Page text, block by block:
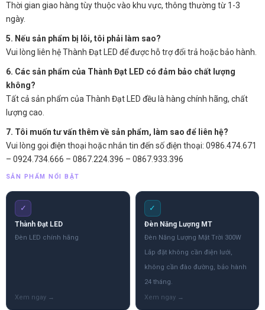
Thời gian giao hàng tùy thuộc vào khu vực, thông thường từ 1-3
ngày.
5. Nếu sản phẩm bị lỗi, tôi phải làm sao?
Vui lòng liên hệ Thành Đạt LED để được hỗ trợ đổi trả hoặc bảo hành.
6. Các sản phẩm của Thành Đạt LED có đảm bảo chất lượng
không?
Tất cả sản phẩm của Thành Đạt LED đều là hàng chính hãng, chất
lượng cao.
7. Tôi muốn tư vấn thêm về sản phẩm, làm sao để liên hệ?
Vui lòng gọi điện thoại hoặc nhắn tin đến số điện thoại: 0986.474.671
– 0924.734.666 – 0867.224.396 – 0867.933.396
SẢN PHẨM NỔI BẬT
✓
Thành Đạt LED
Đèn LED chính hãng
✓
Đèn Năng Lượng MT
Đèn Năng Lượng Mặt Trời 300W
Lắp đặt không cần điện lưới,
không cần đào đường, bảo hành
24 tháng.